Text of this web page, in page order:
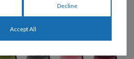
Decline
Accept All